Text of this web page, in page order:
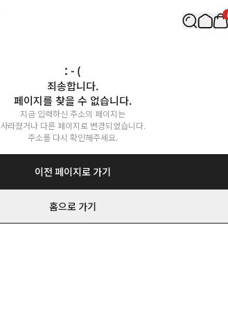
: - (
죄송합니다.
페이지를 찾을 수 없습니다.
지금 입력하신 주소의 페이지는
사라졌거나 다른 페이지로 변경되었습니다.
주소를 다시 확인해주세요.
이전 페이지로 가기
홈으로 가기